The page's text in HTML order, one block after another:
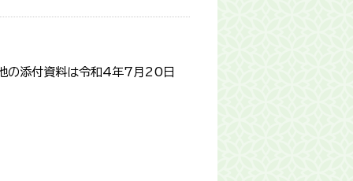
の添付資料は令和4年7月20日